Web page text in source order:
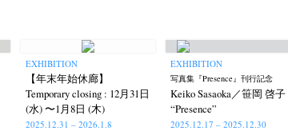
EXHIBITION
【年末年始休廊】
Temporary closing : 12月31日
(水) 〜1月8日 (木)
2025.12.31 – 2026.1.8
EXHIBITION
写真集『Presence』刊行記念
Keiko Sasaoka／笹岡 啓子
“Presence”
2025.12.17 – 2025.12.30